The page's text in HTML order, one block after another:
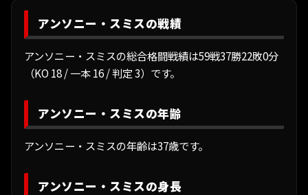
アンソニー・スミスの戦績
アンソニー・スミスの総合格闘戦績は59戦37勝22敗0分
（KO 18 / 一本 16 / 判定 3）です。
アンソニー・スミスの年齢
アンソニー・スミスの年齢は37歳です。
アンソニー・スミスの身長